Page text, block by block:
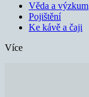
Věda a výzkum
Pojištění
Ke kávě a čaji
Více